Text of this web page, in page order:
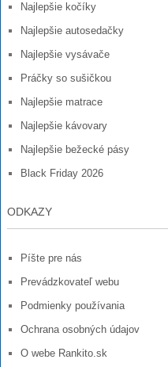
Najlepšie kočíky
Najlepšie autosedačky
Najlepšie vysávače
Práčky so sušičkou
Najlepšie matrace
Najlepšie kávovary
Najlepšie bežecké pásy
Black Friday 2026
ODKAZY
Píšte pre nás
Prevádzkovateľ webu
Podmienky používania
Ochrana osobných údajov
O webe Rankito.sk